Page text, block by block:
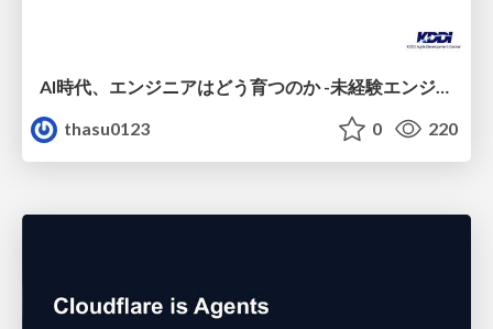
thasu0123
0 220